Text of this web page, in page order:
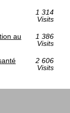
1 314
Visits
au
1 386
Visits
2 606
Visits